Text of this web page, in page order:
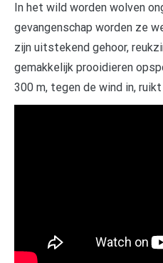
In het wild worden wolven
gevangenschap worden ze
zijn uitstekend gehoor,
gemakkelijk prooidieren
300 m, tegen de wind in,